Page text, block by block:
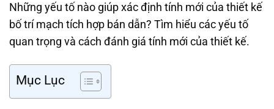
Những yếu tố nào giúp xác định tính mới của thiết kế
bố trí mạch tích hợp bán dẫn? Tìm hiểu các yếu tố
quan trọng và cách đánh giá tính mới của thiết kế.
Mục Lục